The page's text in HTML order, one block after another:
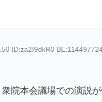
ID:za2I9dkR0
院本会議場での演説